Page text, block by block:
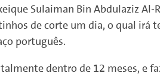
Sulaiman Bin Abdulaziz
de corte um dia, o qual irá
português.
dentro de 12 meses, e